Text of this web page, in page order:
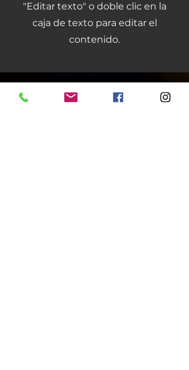
"Editar texto" o doble clic en la
caja de texto para editar el
contenido.